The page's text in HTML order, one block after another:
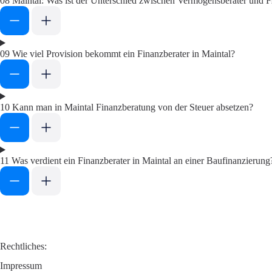
09 Wie viel Provision bekommt ein Finanzberater in Maintal?
10 Kann man in Maintal Finanzberatung von der Steuer absetzen?
11 Was verdient ein Finanzberater in Maintal an einer
Rechtliches:
Impressum